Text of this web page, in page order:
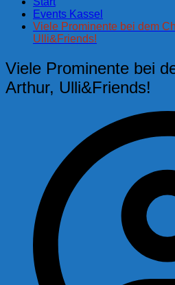
Events Kassel
Viele Prominente bei dem
Ulli&Friends!
Viele Prominente bei
Arthur, Ulli&Friends!